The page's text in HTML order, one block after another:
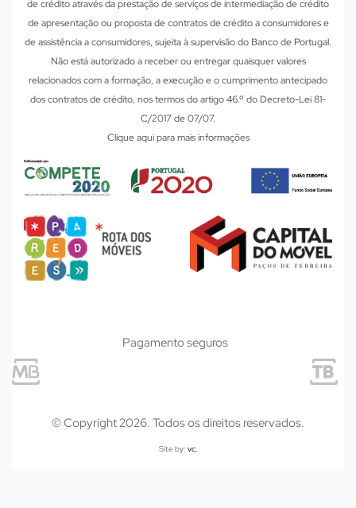
de crédito através da prestação de serviços de intermediação de crédito
de apresentação ou proposta de contratos de crédito a consumidores e
de assistência a consumidores, sujeita à supervisão do Banco de Portugal.
Não está autorizado a receber ou entregar quaisquer valores
relacionados com a formação, a execução e o cumprimento antecipado
dos contratos de crédito, nos termos do artigo 46.º do Decreto-Lei 81-
C/2017 de 07/07.
Clique aqui para mais informações
© Copyright 2026. Todos os direitos reservados.
Site by: vc.
Pagamento seguros